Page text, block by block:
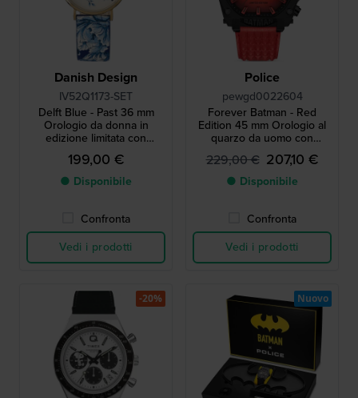
Danish Design
IV52Q1173-SET
Delft Blue - Past 36 mm
Orologio da donna in
edizione limitata con
esclusivo ciondolo blu delft
199,00 €
● Disponibile
Confronta
Vedi i prodotti
Police
pewgd0022604
Forever Batman - Red
Edition 45 mm Orologio al
quarzo da uomo con
retroilluminazione rossa
229,00 € 207,10 €
● Disponibile
Confronta
Vedi i prodotti
-20% Nuovo